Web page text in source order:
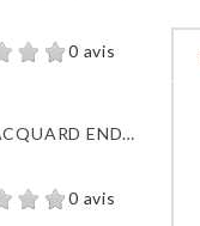
0 avis
NAPPE JACQUARD ENDUIT...
0 avis